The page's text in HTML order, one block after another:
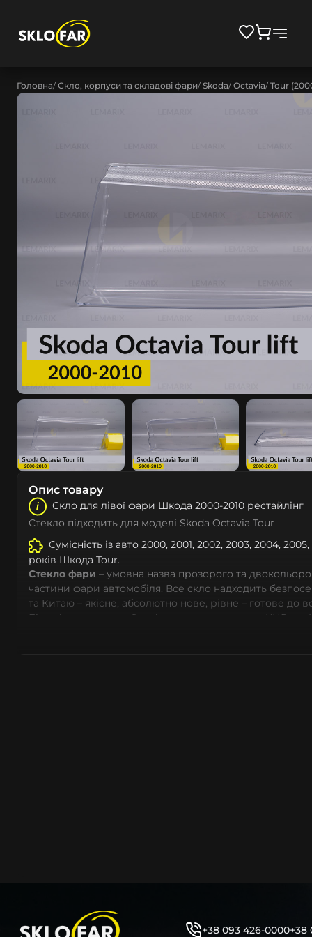
Головна Скло, корпуси та складові фари Skoda Octavia Tour
Опис товару
Скло для лівої фари Шкода 2000-2010 рестайлінг
Стекло підходить для моделі Skoda Octavia Tour
Сумісність із авто 2000, 2001, 2002, 2003, 2004,
років Шкода Tour.
Стекло фари – умовна назва прозорого та
частини фари автомобіля. Все скло надходить
та Китаю – якісне, абсолютно нове, рівне – готове до
Більшість автовиробників уже перенесли до КНР свої
тому не слід дивуватися, що до 90% запчастин до
Цілком зрозуміло, що далеко не завжди потрібна повна
як це часто пропонують автосервіси та автодилери.
+38 093 426-0000+38